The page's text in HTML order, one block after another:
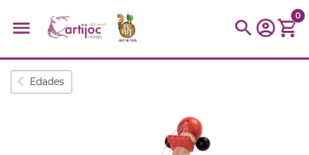
Búsquedas populares
Puzzle
0
Edades